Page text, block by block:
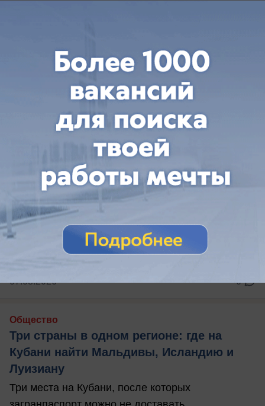
Сухогруз под турецким флагом получил
повреждения у Новороссийска
07.08.2026 0
Общество
Три страны в одном регионе: где на
Кубани найти Мальдивы, Исландию и
Луизиану
Три места на Кубани, после которых